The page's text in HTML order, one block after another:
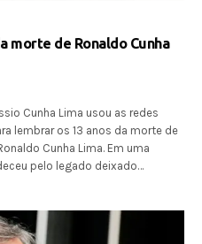
morte de Ronaldo Cunha
Cunha Lima usou as redes
lembrar os 13 anos da morte de
Cunha Lima. Em uma
pelo legado deixado…